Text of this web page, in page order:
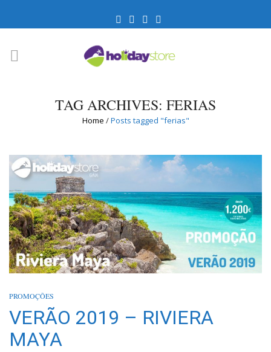
TAG ARCHIVES: FERIAS
Home /Posts tagged "ferias"
PROMOÇÕES
VERÃO 2019 – RIVIERA
MAYA